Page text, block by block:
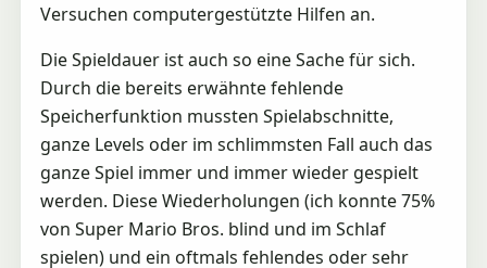
Versuchen computergestützte Hilfen an.
Die Spieldauer ist auch so eine Sache für sich.
Durch die bereits erwähnte fehlende
Speicherfunktion mussten Spielabschnitte,
ganze Levels oder im schlimmsten Fall auch das
ganze Spiel immer und immer wieder gespielt
werden. Diese Wiederholungen (ich konnte 75%
von Super Mario Bros. blind und im Schlaf
spielen) und ein oftmals fehlendes oder sehr